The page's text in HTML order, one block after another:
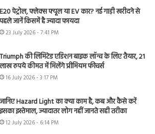
E20 पेट्रोल, फ्लेक्स फ्यूल या EV कार? नई गाड़ी खरीदने से
पहले जानें किसमें है ज्यादा फायदा
23 July 2026 - 7:41 PM
Triumph की लिमिटेड एडिशन बाइक लॉन्च के लिए तैयार, 21
लाख रुपये कीमत में मिलेंगे प्रीमियम फीचर्स
16 July 2026 - 3:17 PM
जानिए Hazard Light का क्या काम है, कब और कैसे करें
इसका इस्तेमाल, ज्यादातर लोग नहीं जानते सही तरीका
12 July 2026 - 6:14 PM